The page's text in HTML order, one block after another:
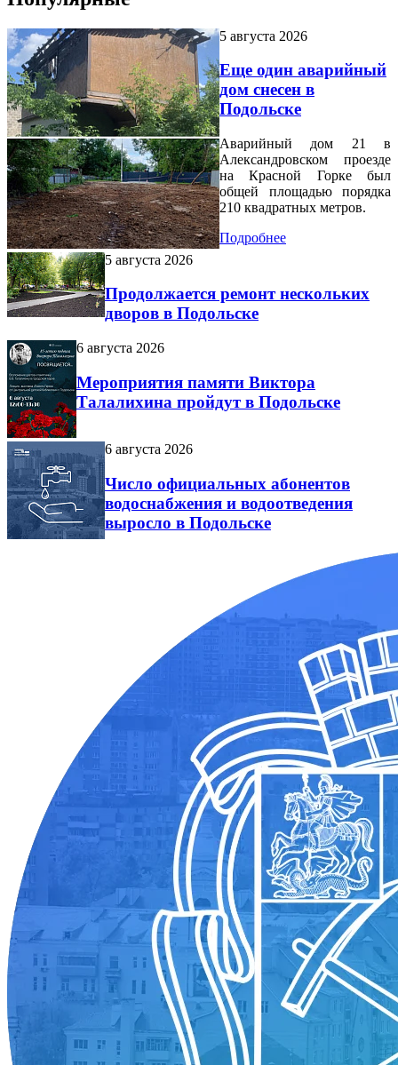
5 августа 2026
Еще один аварийный
дом снесен в
Подольске
Аварийный дом 21 в
Александровском проезде
на Красной Горке был
общей площадью порядка
210 квадратных метров.
Подробнее
5 августа 2026
Продолжается ремонт нескольких
дворов в Подольске
6 августа 2026
Мероприятия памяти Виктора
Талалихина пройдут в Подольске
6 августа 2026
Число официальных абонентов
водоснабжения и водоотведения
выросло в Подольске